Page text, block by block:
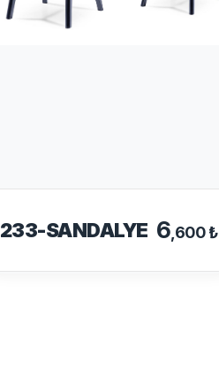
233-SANDALYE 6,600 ₺